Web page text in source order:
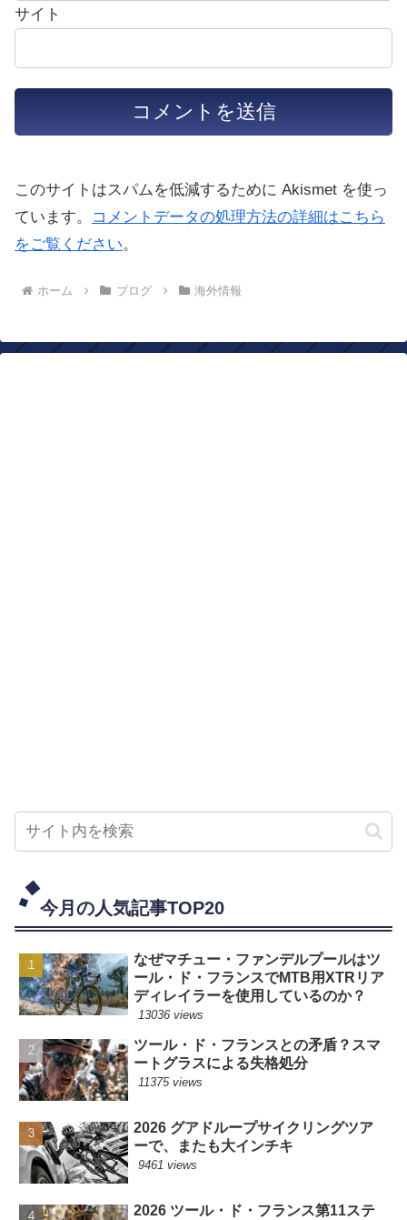
サイト
このサイトはスパムを低減するために Akismet を使っ
ています。
コメントデータの処理方法の詳細はこちら
をご覧ください。
ホーム ブログ 海外情報
今月の人気記事TOP20
なぜマチュー・ファンデルプールはツ
ール・ド・フランスでMTB用XTRリア
ディレイラーを使用しているのか？
13036 views
ツール・ド・フランスとの矛盾？スマ
ートグラスによる失格処分
11375 views
2026 グアドループサイクリングツア
ーで、またも大インチキ
9461 views
2026 ツール・ド・フランス第11ステ